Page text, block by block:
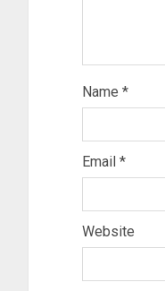
Name *
Email *
Website